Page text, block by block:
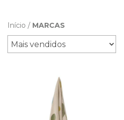
Início / MARCAS